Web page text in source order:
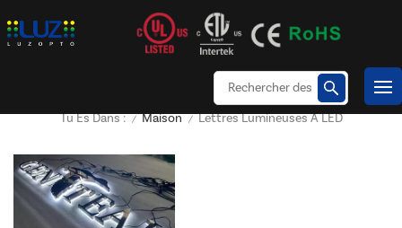
Tu Es Dans : / Maison / Lettres Lumineuses À LED